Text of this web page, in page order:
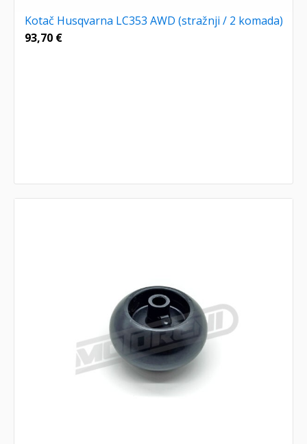
Kotač Husqvarna LC353 AWD (stražnji / 2 komada)
93,70 €